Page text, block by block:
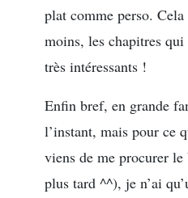
plat comme perso.
moins, les chapitres
très intéressants !
Enfin bref, en grande
l’instant, mais pour ce
viens de me procurer
plus tard ^^), je n’ai